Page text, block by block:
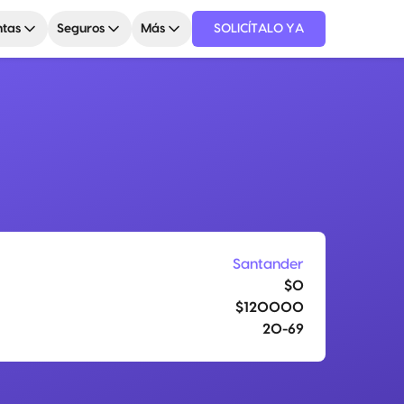
Seguros Más SOLICÍTALO YA
Santander
$0
$120000
20-69